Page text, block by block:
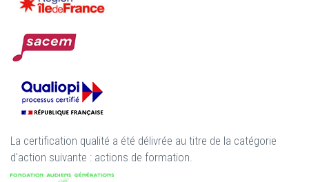
La certification qualité a été délivrée au titre de la catégorie
d'action suivante : actions de formation.